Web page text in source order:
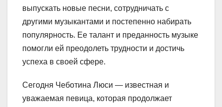
выпускать новые песни, сотрудничать с
другими музыкантами и постепенно набирать
популярность. Ее талант и преданность музыке
помогли ей преодолеть трудности и достичь
успеха в своей сфере.
Сегодня Чеботина Люси — известная и
уважаемая певица, которая продолжает